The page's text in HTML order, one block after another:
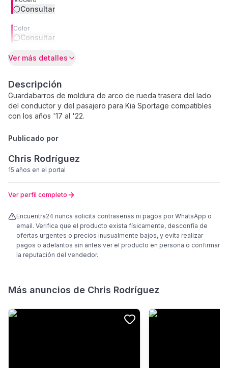
Consultar
Color
Consultar
Ver más detalles
Descripción
Guardabarros de moldura de arco de rueda trasera del lado
del conductor y del pasajero para Kia Sportage compatibles
con los años '17 al '22.
Publicado por
Chris Rodríguez
15 años en el portal
Ver perfil completo
Encuentra24 nunca solicita contraseñas ni pagos por WhatsApp o
email. Verifica que el producto exista físicamente, desconfía de
ofertas urgentes o precios inusualmente bajos, y evita realizar
pagos o adelantos sin antes ver el producto en persona o confirmar
la reputación del vendedor.
Más anuncios de Chris Rodríguez